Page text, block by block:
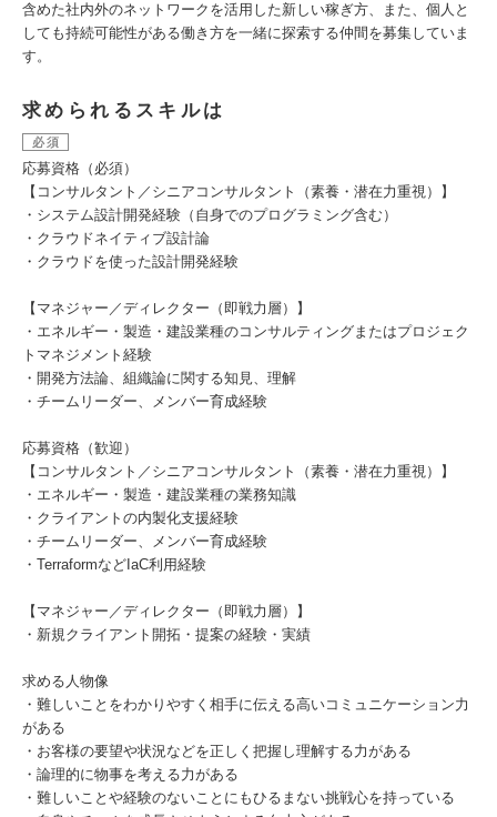
含めた社内外のネットワークを活用した新しい稼ぎ方、また、個人と
しても持続可能性がある働き方を一緒に探索する仲間を募集していま
す。
求められるスキルは
必須
応募資格（必須）
【コンサルタント／シニアコンサルタント（素養・潜在力重視）】
・システム設計開発経験（自身でのプログラミング含む）
・クラウドネイティブ設計論
・クラウドを使った設計開発経験
【マネジャー／ディレクター（即戦力層）】
・エネルギー・製造・建設業種のコンサルティングまたはプロジェク
トマネジメント経験
・開発方法論、組織論に関する知見、理解
・チームリーダー、メンバー育成経験
応募資格（歓迎）
【コンサルタント／シニアコンサルタント（素養・潜在力重視）】
・エネルギー・製造・建設業種の業務知識
・クライアントの内製化支援経験
・チームリーダー、メンバー育成経験
・TerraformなどIaC利用経験
【マネジャー／ディレクター（即戦力層）】
・新規クライアント開拓・提案の経験・実績
求める人物像
・難しいことをわかりやすく相手に伝える高いコミュニケーション力
がある
・お客様の要望や状況などを正しく把握し理解する力がある
・論理的に物事を考える力がある
・難しいことや経験のないことにもひるまない挑戦心を持っている